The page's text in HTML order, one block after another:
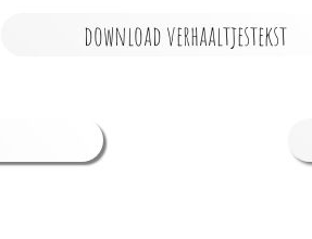
download verhaaltjestekst